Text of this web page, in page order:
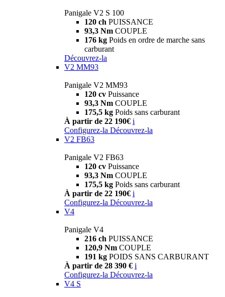
Panigale V2 S 100
120 ch PUISSANCE
93,3 Nm COUPLE
176 kg Poids en ordre de marche sans
carburant
Découvrez-la
V2 MM93
Panigale V2 MM93
120 cv Puissance
93,3 Nm COUPLE
175,5 kg Poids sans carburant
À partir de 22 190€ i
Configurez-la Découvrez-la
V2 FB63
Panigale V2 FB63
120 cv Puissance
93,3 Nm COUPLE
175,5 kg Poids sans carburant
À partir de 22 190€ i
Configurez-la Découvrez-la
V4
Panigale V4
216 ch PUISSANCE
120,9 Nm COUPLE
191 kg POIDS SANS CARBURANT
À partir de 28 390 € i
Configurez-la Découvrez-la
V4 S